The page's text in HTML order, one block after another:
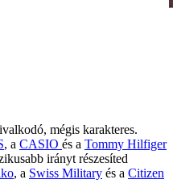
mégis karakteres.
, a CASIO és a Tommy Hilfiger
irányt részesíted
, a Swiss Military és a Citizen